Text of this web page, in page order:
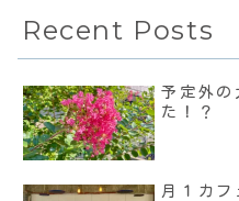
Recent Posts
予定外の
た！？
月１カフ